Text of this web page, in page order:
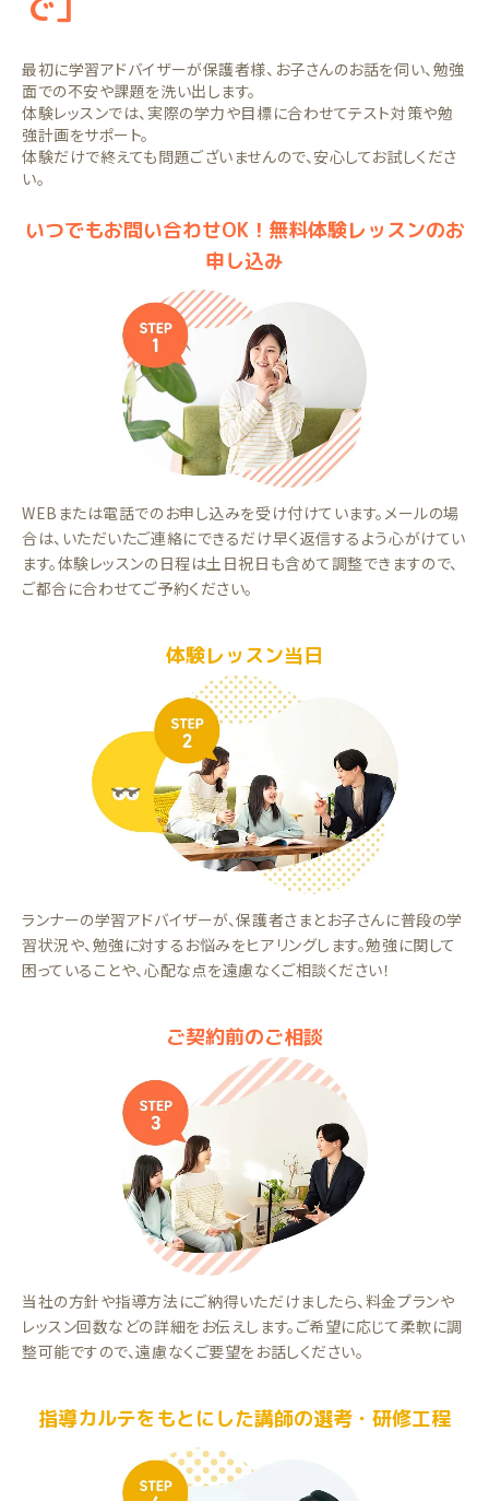
最初に学習アドバイザーが保護者様、お子さんのお話を伺い、勉強
面での不安や課題を洗い出します。
体験レッスンでは、実際の学力や目標に合わせてテスト対策や勉
強計画をサポート。
体験だけで終えても問題ございませんので、安心してお試しくださ
い。
いつでもお問い合わせOK！無料体験レッスンのお
申し込み
WEBまたは電話でのお申し込みを受け付けています。メールの場
合は、いただいたご連絡にできるだけ早く返信するよう心がけてい
ます。体験レッスンの日程は土日祝日も含めて調整できますので、
ご都合に合わせてご予約ください。
体験レッスン当日
ランナーの学習アドバイザーが、保護者さまとお子さんに普段の学
習状況や、勉強に対するお悩みをヒアリングします。勉強に関して
困っていることや、心配な点を遠慮なくご相談ください！
ご契約前のご相談
当社の方針や指導方法にご納得いただけましたら、料金プランや
レッスン回数などの詳細をお伝えします。ご希望に応じて柔軟に調
整可能ですので、遠慮なくご要望をお話しください。
指導カルテをもとにした講師の選考・研修工程